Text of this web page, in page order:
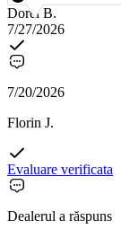
Dorel B.
7/27/2026
7/20/2026
Florin J.
Evaluare verificata
Dealerul a răspuns